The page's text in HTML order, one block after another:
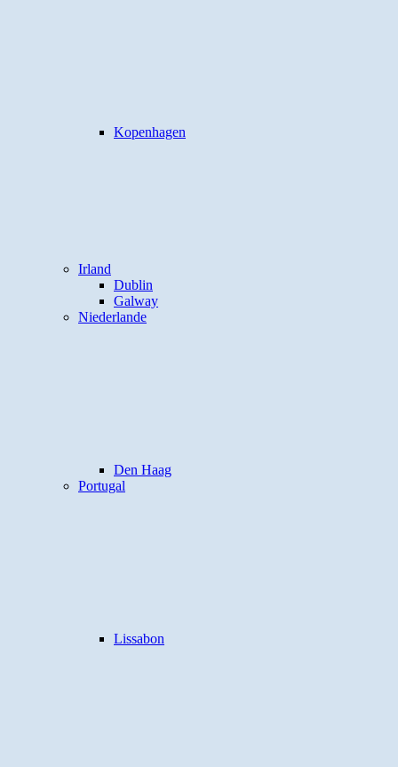
Kopenhagen
Irland
Dublin
Galway
Niederlande
Den Haag
Portugal
Lissabon